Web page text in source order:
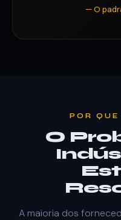
— O
POR
O
A maioria dos